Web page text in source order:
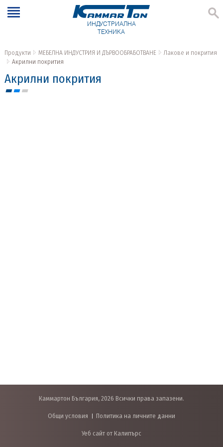
ИНДУСТРИАЛНА
ТЕХНИКА
Продукти МЕБЕЛНА ИНДУСТРИЯ И ДЪРВООБРАБОТВАНЕ
Лакове и покрития
Акрилни покрития
Акрилни покрития
Каммартон България, 2026 Всички права запазени.
Общи условия Политика на личните данни
Уеб сайт от Калипърс